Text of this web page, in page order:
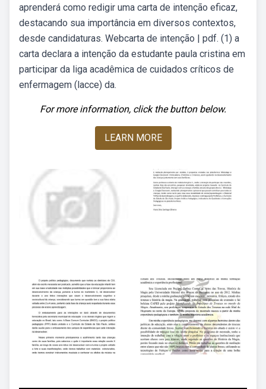
aprenderá como redigir uma carta de intenção eficaz,
destacando sua importância em diversos contextos,
desde candidaturas. Webcarta de intenção | pdf. (1) a
carta declara a intenção da estudante paula cristina em
participar da liga acadêmica de cuidados críticos de
enfermagem (lacce) da.
For more information, click the button below.
LEARN MORE